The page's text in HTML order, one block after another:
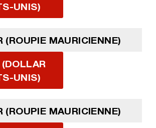
UNIS)
(ROUPIE MAURICIENNE)
UNIS)
(ROUPIE MAURICIENNE)